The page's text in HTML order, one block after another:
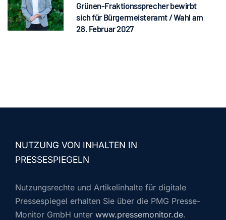
Grünen-Fraktionssprecher bewirbt
sich für Bürgermeisteramt / Wahl am
28. Februar 2027
NUTZUNG VON INHALTEN IN
PRESSESPIEGELN
Nutzungsrechte und Artikelinhalte für digitale
Pressespiegel erhalten Sie über die PMG Presse-
Monitor GmbH unter www.pressemonitor.de.